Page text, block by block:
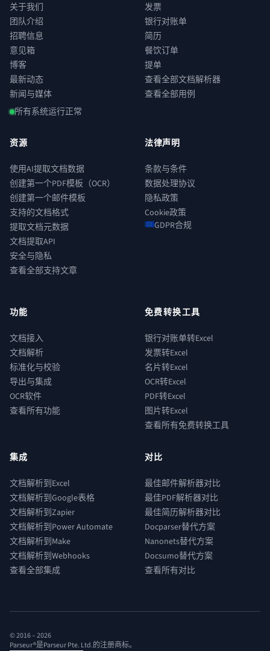
关于我们
团队介绍
招聘信息
意见箱
博客
最新动态
新闻与媒体
所有系统运行正常
发票
银行对账单
简历
餐饮订单
提单
查看全部文档解析器
查看全部用例
资源
使用AI提取文档数据
创建第一个PDF模板（OCR）
创建第一个邮件模板
支持的文档格式
提取文档元数据
文档提取API
安全与隐私
查看全部支持文章
法律声明
条款与条件
数据处理协议
隐私政策
Cookie政策
GDPR合规
功能
文档接入
文档解析
标准化与校验
导出与集成
OCR软件
查看所有功能
免费转换工具
银行对账单转Excel
发票转Excel
名片转Excel
OCR转Excel
PDF转Excel
图片转Excel
查看所有免费转换工具
集成
文档解析到Excel
文档解析到Google表格
文档解析到Zapier
文档解析到Power Automate
文档解析到Make
文档解析到Webhooks
查看全部集成
对比
最佳邮件解析器对比
最佳PDF解析器对比
最佳简历解析器对比
Docparser替代方案
Nanonets替代方案
Docsumo替代方案
查看所有对比
© 2016 –2026
Parseur®是Parseur Pte. Ltd.的注册商标。